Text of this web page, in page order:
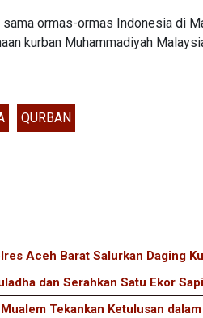
sama ormas-ormas Indonesia di
kurban Muhammadiyah
QURBAN
Aceh Barat Salurkan Daging
dan Serahkan Satu Ekor
Tekankan Ketulusan